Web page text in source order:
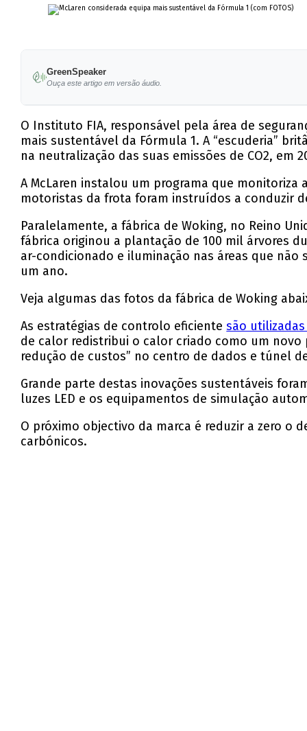
GreenSpeaker
Ouça este artigo em versão áudio.
O Instituto FIA, responsável pela área de
mais sustentável da Fórmula 1. A “escuderia”
na neutralização das suas emissões de CO2, em
A McLaren instalou um programa que
motoristas da frota foram instruídos a conduzir
Paralelamente, a fábrica de Woking, no Reino
fábrica originou a plantação de 100 mil árvores
ar-condicionado e iluminação nas áreas que
um ano.
Veja algumas das fotos da fábrica de Woking
As estratégias de controlo eficientesão
de calor redistribui o calor criado como um
redução de custos” no centro de dados e túnel
Grande parte destas inovações sustentáveis
luzes LED e os equipamentos de simulação
O próximo objectivo da marca é reduzir a zero o
carbónicos.